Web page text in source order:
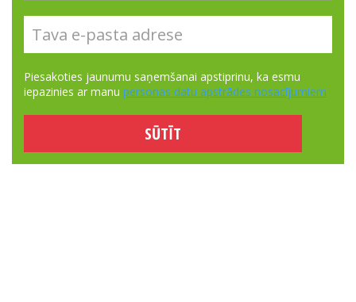
Piesakoties jaunumu saņemšanai apstiprinu, ka esmu
iepazinies ar manu personas datu apstrādes nosacījumiem